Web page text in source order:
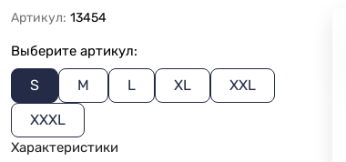
Артикул: 13454
Выберите артикул:
S M L XL
XXL
XXXL
Характеристики